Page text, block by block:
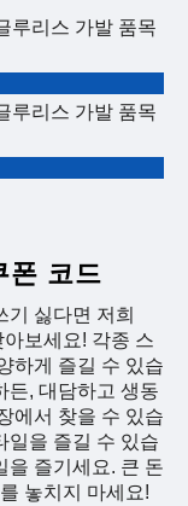
루리스 가발 품목
루리스 가발 품목
코드
기 싫다면 저희
보세요! 각종 스
하게 즐길 수 있습
든, 대담하고 생동
에서 찾을 수 있습
일을 즐길 수 있습
을 즐기세요. 큰 돈
놓치지 마세요!